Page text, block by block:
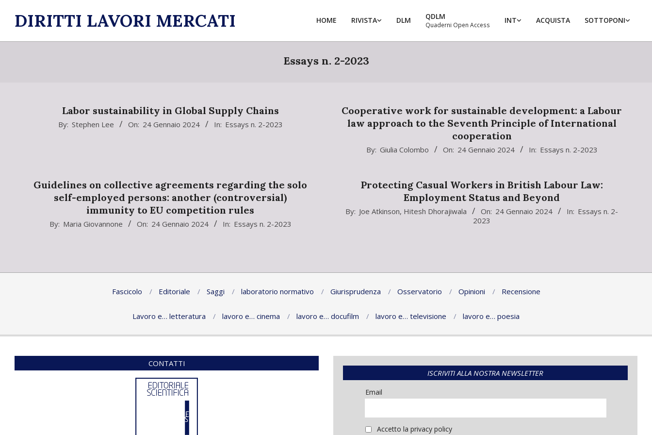
DIRITTI LAVORI MERCATI HOME RIVISTA DLM QDLM
Quaderni Open Access
INT ACQUISTA SOTTOPONI
Essays n. 2-2023
Labor sustainability in Global Supply Chains
By: Stephen Lee On: 24 Gennaio 2024 In: Essays n. 2-2023
Cooperative work for sustainable development: a Labour
law approach to the Seventh Principle of International
cooperation
By: Giulia Colombo On: 24 Gennaio 2024 In: Essays n. 2-2023
Guidelines on collective agreements regarding the solo
self-employed persons: another (controversial)
immunity to EU competition rules
By: Maria Giovannone On: 24 Gennaio 2024 In: Essays n. 2-2023
Protecting Casual Workers in British Labour Law:
Employment Status and Beyond
2024-
By: Joe Atkinson, Hitesh Dhorajiwala On: 24 Gennaio 2024 In: Essays n. 2-
2023
Fascicolo Editoriale Saggi laboratorio normativo Giurisprudenza Osservatorio Opinioni Recensione
Lavoro e… letteratura lavoro e… cinema lavoro e… docufilm lavoro e… televisione lavoro e… poesia
CONTATTI
ISCRIVITI ALLA NOSTRA NEWSLETTER
Email
Accetto la privacy policy